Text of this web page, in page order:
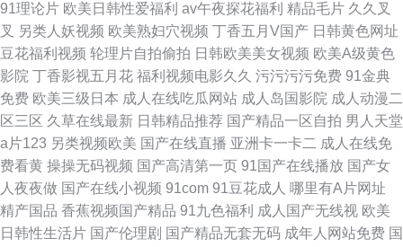
91理论片 欧美日韩性爱福利 av午夜探花福利 精品毛片 久久叉
叉 另类人妖视频 欧美熟妇穴视频 丁香五月V国产 日韩黄色网址
豆花福利视频 轮理片自拍偷拍 日韩欧美美女视频 欧美A级黄色
影院 丁香影视五月花 福利视频电影久久 污污污污免费 91金典
免费 欧美三级日本 成人在线吃瓜网站 成人岛国影院 成人动漫二
区三区 久草在线最新 日韩精品推荐 国产精品一区自拍 男人天堂
a片123 另类视频欧美 国产在线直播 亚洲卡一卡二 成人在线免
费看黄 操操无码视频 国产高清第一页 91国产在线播放 国产女
人夜夜做 国产在线小视频 91com 91豆花成人 哪里有A片网址
精产国品 香蕉视频国产精品 91九色福利 成人国产无线视 欧美
日韩性生活片 国产伦理剧 国产精品无套无码 成年人网站免费 国